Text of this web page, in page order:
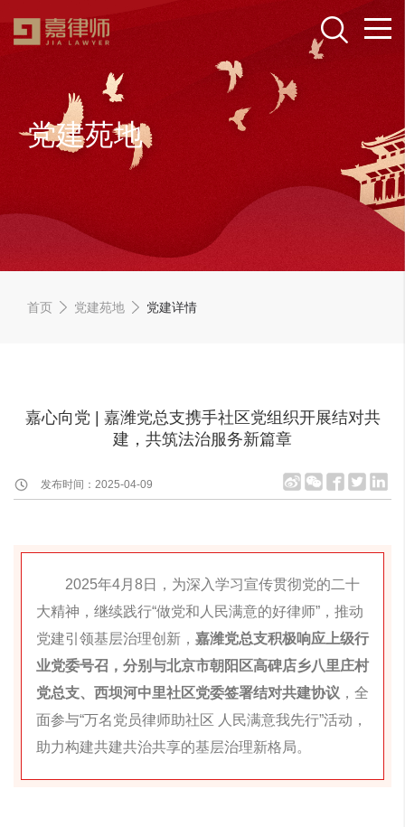
党建苑地
首页 党建苑地 党建详情
嘉心向党 | 嘉潍党总支携手社区党组织开展结对共
建，共筑法治服务新篇章
发布时间：2025-04-09
2025年4月8日，为深入学习宣传贯彻党的二十
大精神，继续践行“做党和人民满意的好律师”，推动
党建引领基层治理创新， 嘉潍党总支积极响应上级行
业党委号召，分别与北京市朝阳区高碑店乡八里庄村
党总支、西坝河中里社区党委签署结对共建协议 ，全
面参与“万名党员律师助社区 人民满意我先行”活动，
助力构建共建共治共享的基层治理新格局。